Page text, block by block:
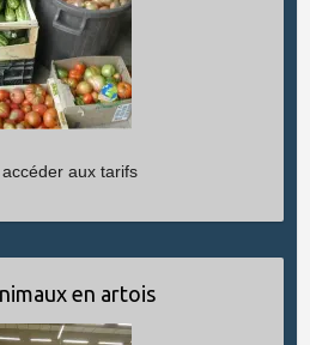
aux tarifs
en artois